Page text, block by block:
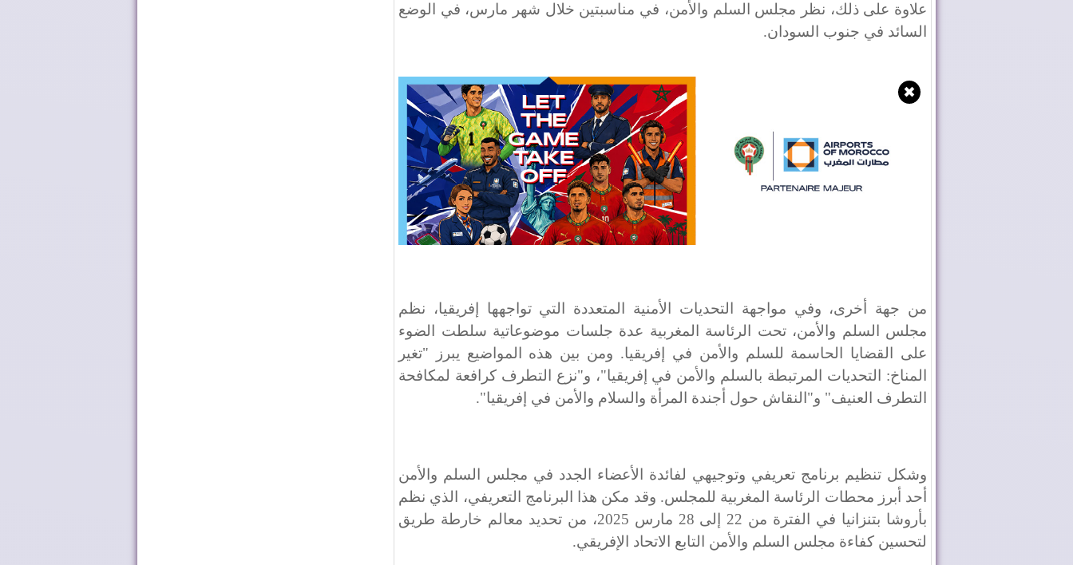
علاوة على ذلك، نظر مجلس السلم والأمن، في مناسبتين خلال شهر مارس، في الوضع
السائد في جنوب السودان.
✖
من جهة أخرى، وفي مواجهة التحديات الأمنية المتعددة التي تواجهها إفريقيا، نظم
مجلس السلم والأمن، تحت الرئاسة المغربية عدة جلسات موضوعاتية سلطت الضوء
على القضايا الحاسمة للسلم والأمن في إفريقيا. ومن بين هذه المواضيع يبرز "تغير
المناخ: التحديات المرتبطة بالسلم والأمن في إفريقيا"، و"نزع التطرف كرافعة لمكافحة
التطرف العنيف" و"النقاش حول أجندة المرأة والسلام والأمن في إفريقيا".
وشكل تنظيم برنامج تعريفي وتوجيهي لفائدة الأعضاء الجدد في مجلس السلم والأمن
أحد أبرز محطات الرئاسة المغربية للمجلس. وقد مكن هذا البرنامج التعريفي، الذي نظم
بأروشا بتنزانيا في الفترة من 22 إلى 28 مارس 2025، من تحديد معالم خارطة طريق
لتحسين كفاءة مجلس السلم والأمن التابع الاتحاد الإفريقي.